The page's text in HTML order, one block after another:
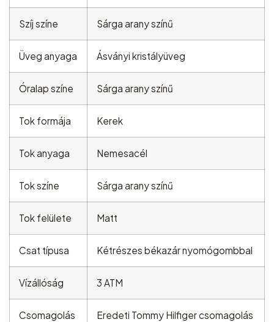
Szíj színe Sárga arany színű
Üveg anyaga Ásványi kristályüveg
Óralap színe Sárga arany színű
Tok formája Kerek
Tok anyaga Nemesacél
Tok színe Sárga arany színű
Tok felülete Matt
Csat típusa Kétrészes békazár nyomógombbal
Vízállóság 3 ATM
Csomagolás Eredeti Tommy Hilfiger csomagolás